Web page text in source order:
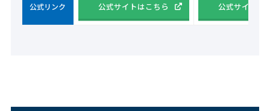
公式リンク 公式サイトはこちら 公式サイトは